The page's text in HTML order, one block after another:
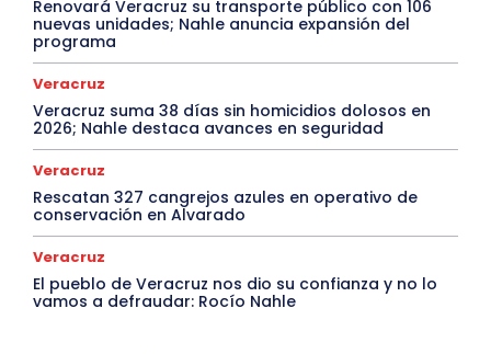
Renovará Veracruz su transporte público con 106
nuevas unidades; Nahle anuncia expansión del
programa
Veracruz
Veracruz suma 38 días sin homicidios dolosos en
2026; Nahle destaca avances en seguridad
Veracruz
Rescatan 327 cangrejos azules en operativo de
conservación en Alvarado
Veracruz
El pueblo de Veracruz nos dio su confianza y no lo
vamos a defraudar: Rocío Nahle